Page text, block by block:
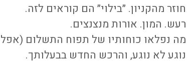
חוזר מהקניון. ״בילוי״ הם קוראים לזה.
רעש. המון. אורות מנצנצים.
מה נפלאו כוחותיו של תפוח התשלום (אפל
נוגע לא נוגע, והרכש החדש בבעלותך.